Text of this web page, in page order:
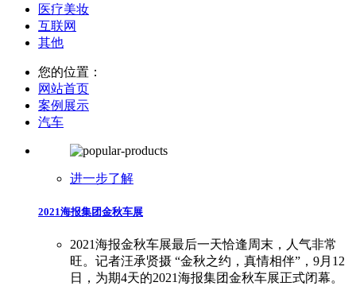
医疗美妆
互联网
其他
您的位置：
网站首页
案例展示
汽车
进一步了解
2021海报集团金秋车展
2021海报金秋车展最后一天恰逢周末，人气非常
旺。记者汪承贤摄 “金秋之约，真情相伴”，9月12
日，为期4天的2021海报集团金秋车展正式闭幕。